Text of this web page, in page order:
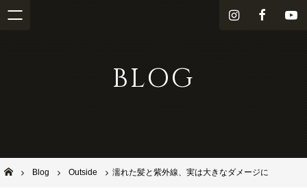
i
m
Y
BLOG
池田市石橋の美容室ならヘアサロンSolana（ソラーナ）
Blog Outside 濡れた髪と紫外線、実は大きなダメージに